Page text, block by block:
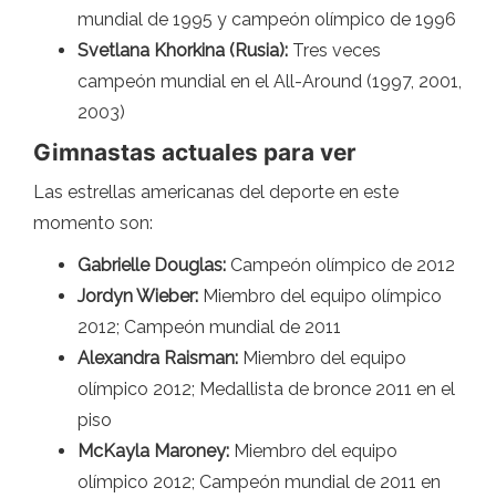
mundial de 1995 y campeón olímpico de 1996
Svetlana Khorkina (Rusia): Tres veces
campeón mundial en el All-Around (1997, 2001,
2003)
Gimnastas actuales para ver
Las estrellas americanas del deporte en este
momento son:
Gabrielle Douglas: Campeón olímpico de 2012
Jordyn Wieber: Miembro del equipo olímpico
2012; Campeón mundial de 2011
Alexandra Raisman: Miembro del equipo
olímpico 2012; Medallista de bronce 2011 en el
piso
McKayla Maroney: Miembro del equipo
olímpico 2012; Campeón mundial de 2011 en